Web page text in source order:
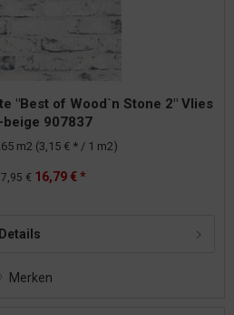
"Best of Wood`n Stone 2" Vlies
beige 907837
m2 (3,15 € * / 1 m2)
€ 16,79 € *
Details
Merken